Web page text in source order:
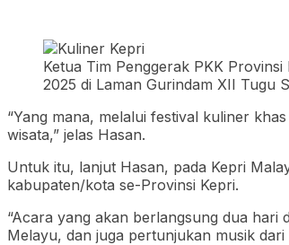
Ketua Tim Penggerak PKK
2025 di Laman Gurindam XII Tugu
“Yang mana, melalui festival kuliner
wisata,” jelas Hasan.
Untuk itu, lanjut Hasan, pada Kepri
kabupaten/kota se-Provinsi Kepri.
“Acara yang akan berlangsung dua hari
Melayu, dan juga pertunjukan musik